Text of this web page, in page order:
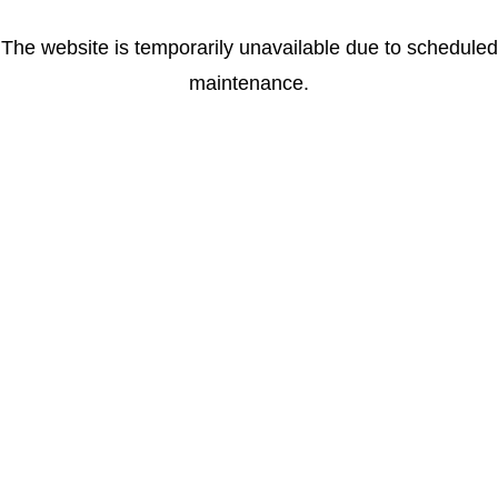
The website is temporarily unavailable due to scheduled
maintenance.